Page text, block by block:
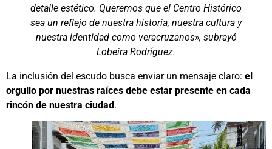
detalle estético. Queremos que el Centro Histórico
sea un reflejo de nuestra historia, nuestra cultura y
nuestra identidad como veracruzanos», subrayó
Lobeira Rodríguez.
La inclusión del escudo busca enviar un mensaje claro: el
orgullo por nuestras raíces debe estar presente en cada
rincón de nuestra ciudad.